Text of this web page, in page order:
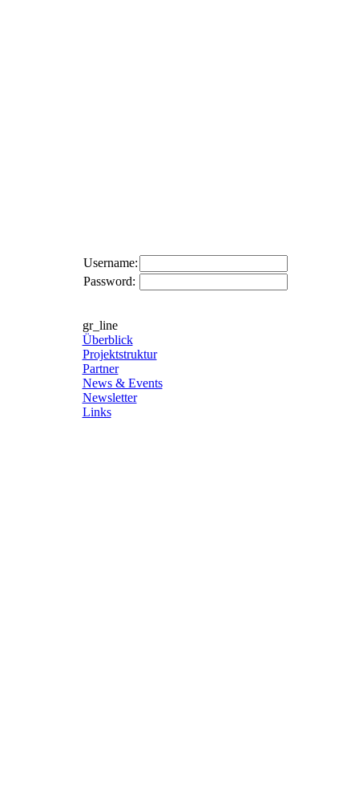
Username:
Password:
gr_line
Überblick
Projektstruktur
Partner
News & Events
Newsletter
Links